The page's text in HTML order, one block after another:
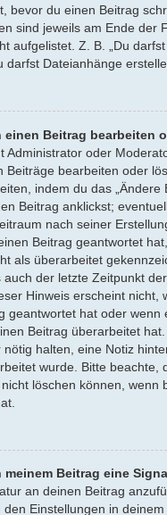
bevor du einen Beitrag
sind jeweils am Ende der
aufgelistet. Z. B. „Du
darfst Dateianhänge
einen Beitrag bearbeiten
Administrator oder
Beiträge bearbeiten oder
indem du das „Ändere
Beitrag anklickst;
nach seiner
Beitrag geantwortet
als überarbeitet
auch der letzte Zeitpunkt
Hinweis erscheint nicht,
geantwortet hat oder wenn
Beitrag überarbeitet hat.
nötig halten, eine Notiz
wurde. Bitte beachte,
löschen können, wenn
meinem Beitrag eine
an deinen Beitrag
den Einstellungen in